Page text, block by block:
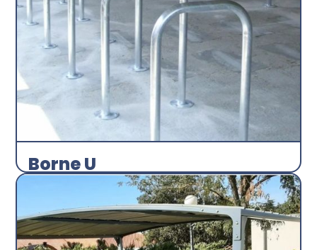
Borne U
Abri plus
Découvrir